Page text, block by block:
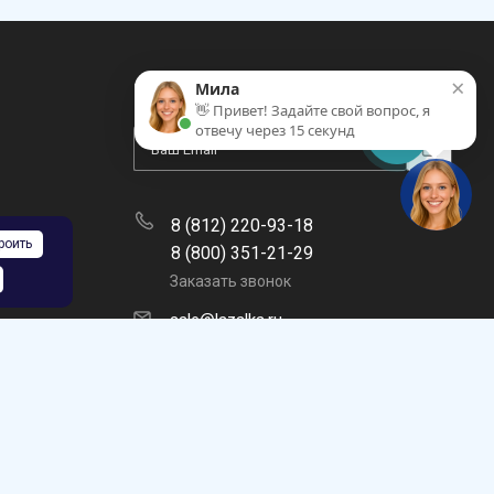
ПОДПИСАТЬСЯ НА РАССЫЛКУ
8 (812) 220-93-18
8 (800) 351-21-29
Заказать звонок
sale@lazalka.ru
×
Мила
👋 Привет! Задайте свой вопрос, я
отвечу через 15 секунд